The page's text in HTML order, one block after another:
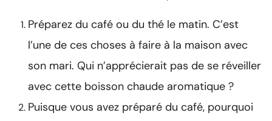
Préparez du café ou du thé le matin. C’est
l’une de ces choses à faire à la maison avec
son mari. Qui n’apprécierait pas de se réveiller
avec cette boisson chaude aromatique ?
Puisque vous avez préparé du café, pourquoi